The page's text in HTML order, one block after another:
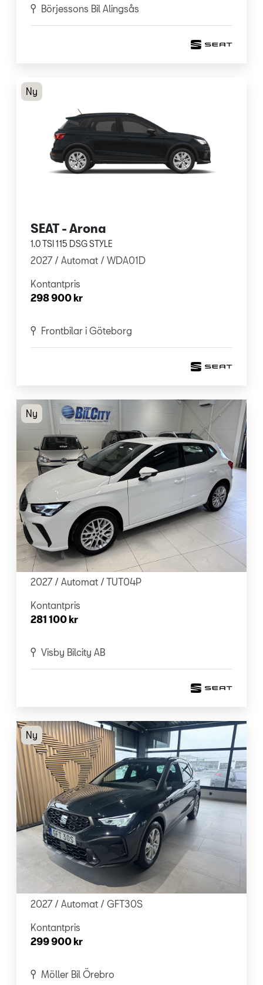
Börjessons Bil Alingsås
Ny
SEAT - Arona
1.0 TSI 115 DSG STYLE
2027 / Automat / WDA01D
Kontantpris
298 900 kr
Frontbilar i Göteborg
Ny
SEAT - Ibiza
1.0 TSI 115 DSG STYLE
2027 / Automat / TUT04P
Kontantpris
281 100 kr
Visby Bilcity AB
Ny
SEAT - Arona
1.0 TSI 115 DSG FR
2027 / Automat / GFT30S
Kontantpris
299 900 kr
Möller Bil Örebro